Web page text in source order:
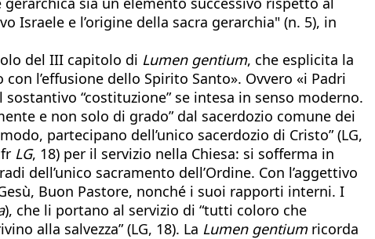
e l’origine della sacra gerarchia" (n. 5), in
del III capitolo di Lumen gentium, che esplicita la
l’effusione dello Spirito Santo». Ovvero «i Padri
“costituzione” se intesa in senso moderno.
e non solo di grado” dal sacerdozio comune dei
partecipano dell’unico sacerdozio di Cristo” (LG,
LG, 18) per il servizio nella Chiesa: si sofferma in
dell’unico sacramento dell’Ordine. Con l’aggettivo
Buon Pastore, nonché i suoi rapporti interni. I
), che li portano al servizio di “tutti coloro che
alla salvezza” (LG, 18). La Lumen gentiumricorda